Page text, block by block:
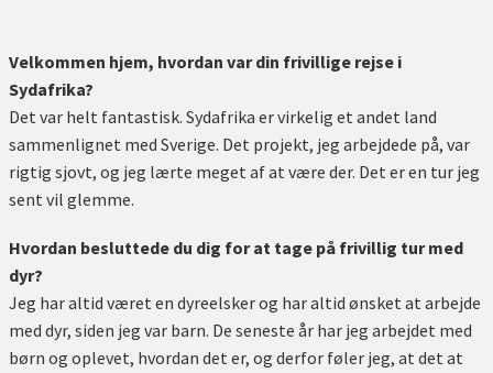
Velkommen hjem, hvordan var din frivillige rejse i
Sydafrika?
Det var helt fantastisk. Sydafrika er virkelig et andet land
sammenlignet med Sverige. Det projekt, jeg arbejdede på, var
rigtig sjovt, og jeg lærte meget af at være der. Det er en tur jeg
sent vil glemme.
Hvordan besluttede du dig for at tage på frivillig tur med
dyr?
Jeg har altid været en dyreelsker og har altid ønsket at arbejde
med dyr, siden jeg var barn. De seneste år har jeg arbejdet med
børn og oplevet, hvordan det er, og derfor føler jeg, at det at